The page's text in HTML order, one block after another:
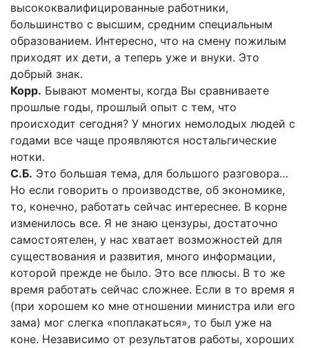
высококвалифицированные работники,
большинство с высшим, средним специальным
образованием. Интересно, что на смену пожилым
приходят их дети, а теперь уже и внуки. Это
добрый знак.
Корр. Бывают моменты, когда Вы сравниваете
прошлые годы, прошлый опыт с тем, что
происходит сегодня? У многих немолодых людей с
годами все чаще проявляются ностальгические
нотки.
С.Б. Это большая тема, для большого разговора…
Но если говорить о производстве, об экономике,
то, конечно, работать сейчас интереснее. В корне
изменилось все. Я не знаю цензуры, достаточно
самостоятелен, у нас хватает возможностей для
существования и развития, много информации,
которой прежде не было. Это все плюсы. В то же
время работать сейчас сложнее. Если в то время я
(при хорошем ко мне отношении министра или его
зама) мог слегка «поплакаться», то был уже на
коне. Независимо от результатов работы, хороших